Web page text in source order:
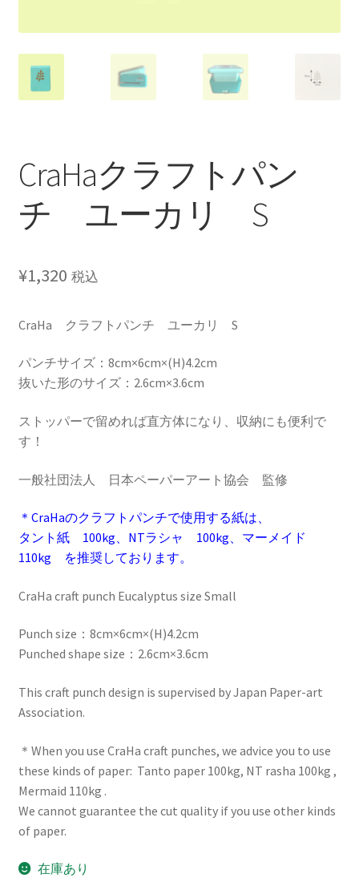
CraHaクラフトパン
チ ユーカリ S
¥1,320 税込
CraHa クラフトパンチ ユーカリ S
パンチサイズ：8cm×6cm×(H)4.2cm
抜いた形のサイズ：2.6cm×3.6cm
ストッパーで留めれば直方体になり、収納にも便利で
す！
一般社団法人 日本ペーパーアート協会 監修
＊CraHaのクラフトパンチで使用する紙は、
タント紙 100kg、NTラシャ 100kg、マーメイド
110kg を推奨しております。
CraHa craft punch Eucalyptus size Small
Punch size：8cm×6cm×(H)4.2cm
Punched shape size：2.6cm×3.6cm
This craft punch design is supervised by Japan Paper-art
Association.
＊When you use CraHa craft punches, we advice you to use
these kinds of paper: Tanto paper 100kg, NT rasha 100kg ,
Mermaid 110kg .
We cannot guarantee the cut quality if you use other kinds
of paper.
在庫あり